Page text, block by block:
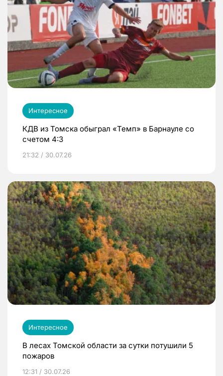
Интересное
КДВ из Томска обыграл «Темп» в Барнауле со
счетом 4:3
21:32 / 30.07.26
Интересное
В лесах Томской области за сутки потушили 5
пожаров
12:31 / 30.07.26